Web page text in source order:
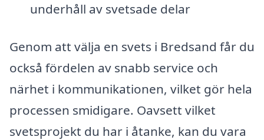
underhåll av svetsade delar
Genom att välja en svets i Bredsand får du
också fördelen av snabb service och
närhet i kommunikationen, vilket gör hela
processen smidigare. Oavsett vilket
svetsprojekt du har i åtanke, kan du vara